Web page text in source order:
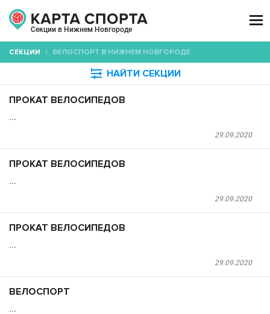
Секции в Нижнем Новгороде

СЕКЦИИ / ВЕЛОСПОРТ В НИЖНЕМ НОВГОРОДЕ
 НАЙТИ СЕКЦИИ
ПРОКАТ ВЕЛОСИПЕДОВ
...
29.09.2020
ПРОКАТ ВЕЛОСИПЕДОВ
...
29.09.2020
ПРОКАТ ВЕЛОСИПЕДОВ
...
29.09.2020
ВЕЛОСПОРТ
...